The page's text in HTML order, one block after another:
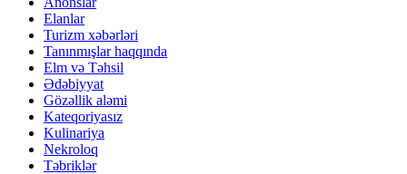
Elanlar
Turizm xəbərləri
Tanınmışlar haqqında
Elm və Təhsil
Ədəbiyyat
Gözəllik aləmi
Kateqoriyasız
Kulinariya
Nekroloq
Təbriklər